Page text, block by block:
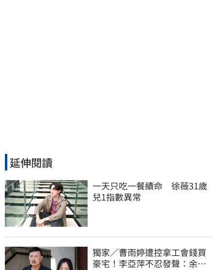
延伸閱讀
一天只吃一餐續命　徐薇31歲
兒1指數異常
獨家／曹雨婷遭控拿工會錢買
豪宅！李亞萍不忍發聲：余天